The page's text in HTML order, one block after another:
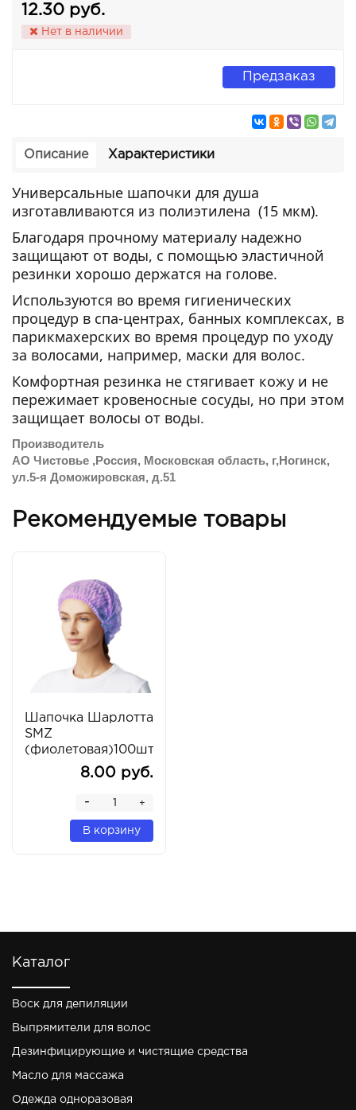
12.30 руб.
Нет в наличии
Предзаказ
Описание Характеристики
Универсальные шапочки для душа
изготавливаются из полиэтилена (15 мкм).
Благодаря прочному материалу надежно
защищают от воды, с помощью эластичной
резинки хорошо держатся на голове.
Используются во время гигиенических
процедур в спа-центрах, банных комплексах, в
парикмахерских во время процедур по уходу
за волосами, например, маски для волос.
Комфортная резинка не стягивает кожу и не
пережимает кровеносные сосуды, но при этом
защищает волосы от воды.
Производитель
АО Чистовье ,Россия, Московская область, г,Ногинск,
ул.5-я Доможировская, д.51
Рекомендуемые товары
Шапочка Шарлотта
SMZ
(фиолетовая)100шт/
8.00 руб.
+
-
В корзину
Каталог
Воск для депиляции
Выпрямители для волос
Дезинфицирующие и чистящие средства
Масло для массажа
Одежда одноразовая